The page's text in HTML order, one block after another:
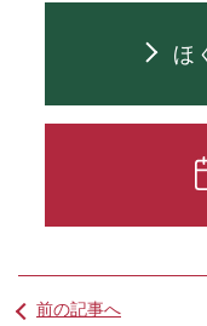
ほ
前の記事へ